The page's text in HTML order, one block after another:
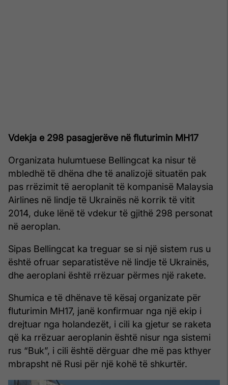
Vdekja e 298 pasagjerëve në fluturimin MH17
Organizata hulumtuese Bellingcat ka nisur të
mbledhë të dhëna dhe të analizojë situatën pak
pas rrëzimit të aeroplanit të kompanisë Malaysia
Airlines në lindje të Ukrainës në korrik të vitit
2014, duke lënë të vdekur të gjithë 298 personat
në aeroplan.
Sipas Bellingcat ka treguar se si një sistem rus u
është ofruar separatistëve në lindje të Ukrainës,
dhe aeroplani është rrëzuar përmes një rakete.
Shumica e të dhënave të kësaj organizate për
fluturimin MH17, janë konfirmuar nga një ekip i
drejtuar nga holandezët, i cili ka gjetur se raketa
që ka rrëzuar aeroplanin është nisur nga sistemi
rus “Buk”, i cili është dërguar dhe më pas kthyer
mbrapsht në Rusi për një kohë të shkurtër.